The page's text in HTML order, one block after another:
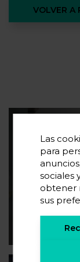
VOLVER A
Si quieres
Las
para
sociales
obtener
sus